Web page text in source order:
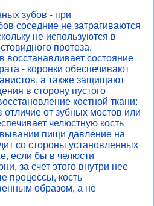
зубов - при
соседние не затрагиваются
не используются в
протеза.
состояние
- коронки обеспечивают
а также защищают
в сторону пустого
костной ткани:
от зубных мостов или
челюстную кость
пищи давление на
со стороны установленных
если бы в челюсти
за счет этого внутри нее
процессы, кость
образом, а не